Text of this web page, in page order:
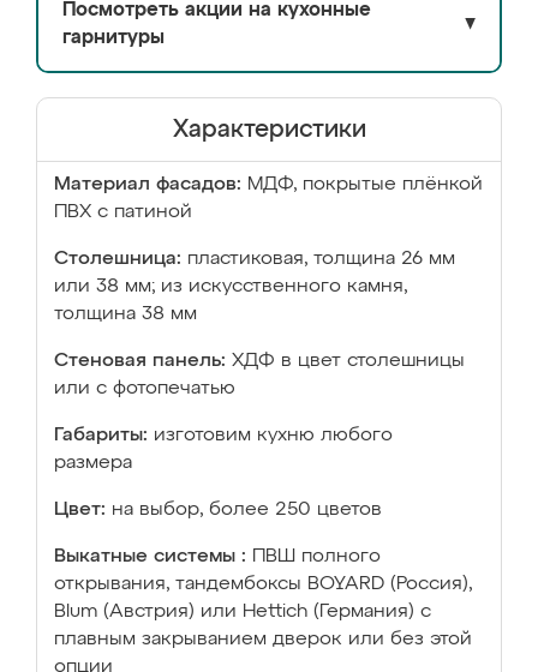
Посмотреть акции на кухонные
гарнитуры
▼
Характеристики
Материал фасадов: МДФ, покрытые плёнкой
ПВХ с патиной
Столешница: пластиковая, толщина 26 мм
или 38 мм; из искусственного камня,
толщина 38 мм
Стеновая панель: ХДФ в цвет столешницы
или с фотопечатью
Габариты: изготовим кухню любого
размера
Цвет: на выбор, более 250 цветов
Выкатные системы :
ПВШ полного
открывания, тандембоксы BOYARD (Россия),
Blum (Австрия) или Hettich (Германия) с
плавным закрыванием дверок или без этой
опции